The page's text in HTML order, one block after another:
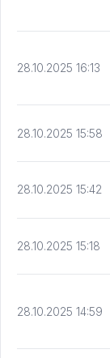
28.10.2025 16:13
28.10.2025 15:58
28.10.2025 15:42
28.10.2025 15:18
28.10.2025 14:59